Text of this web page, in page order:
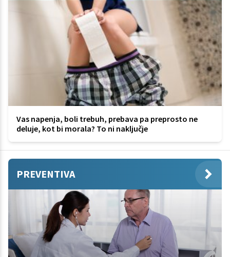
Vas napenja, boli trebuh, prebava pa preprosto ne
deluje, kot bi morala? To ni naključje
PREVENTIVA